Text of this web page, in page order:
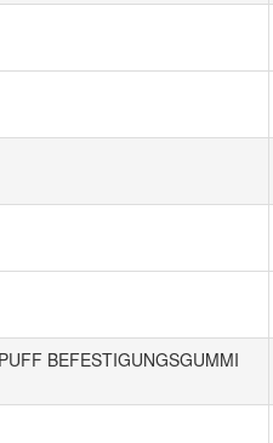
BEFESTIGUNGSGUMMI